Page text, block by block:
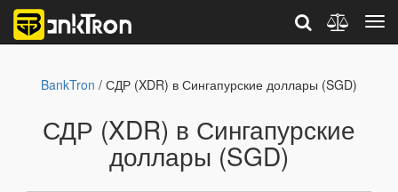
BankTron / СДР (XDR) в Сингапурские доллары (SGD)
СДР (XDR) в Сингапурские
доллары (SGD)